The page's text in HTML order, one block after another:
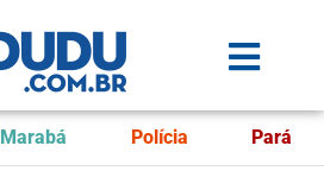
Marabá Polícia Pará